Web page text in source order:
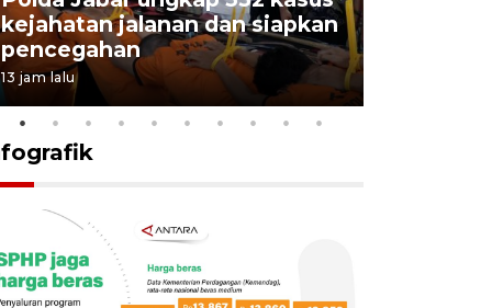
kejahatan jalanan dan siapkan
pencegahan
13 jam lalu